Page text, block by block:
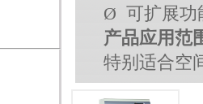
Ø 可扩展功
产品应用范
特别适合空